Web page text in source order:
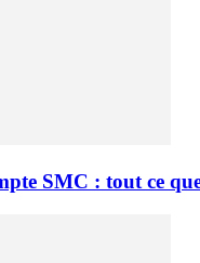
SMC : tout ce